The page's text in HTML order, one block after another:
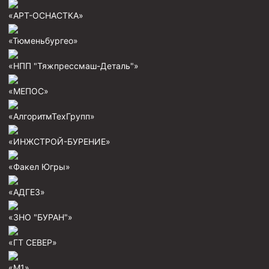
Пробки цементировочные
Скребки корончатые СК и тросовые СТ
Башмаки колонные
Инструмент для бурения и КРС (ловильный, аварийный)
Перья для резки кабеля
Шаблоны колонные
Пауки механические
Желонки
«АРТ-ОСНАСТКА»
«Тюменьбургео»
«НПП "Тяжпрессмаш-Деталь"»
«МЕПОС»
«АлгоритмТехГрупп»
«ИНЖСТРОЙ-БУРЕНИЕ»
«Факел Югры»
«АДГЕЗ»
«ЗНО "БУРАН"»
«ГТ СЕВЕР»